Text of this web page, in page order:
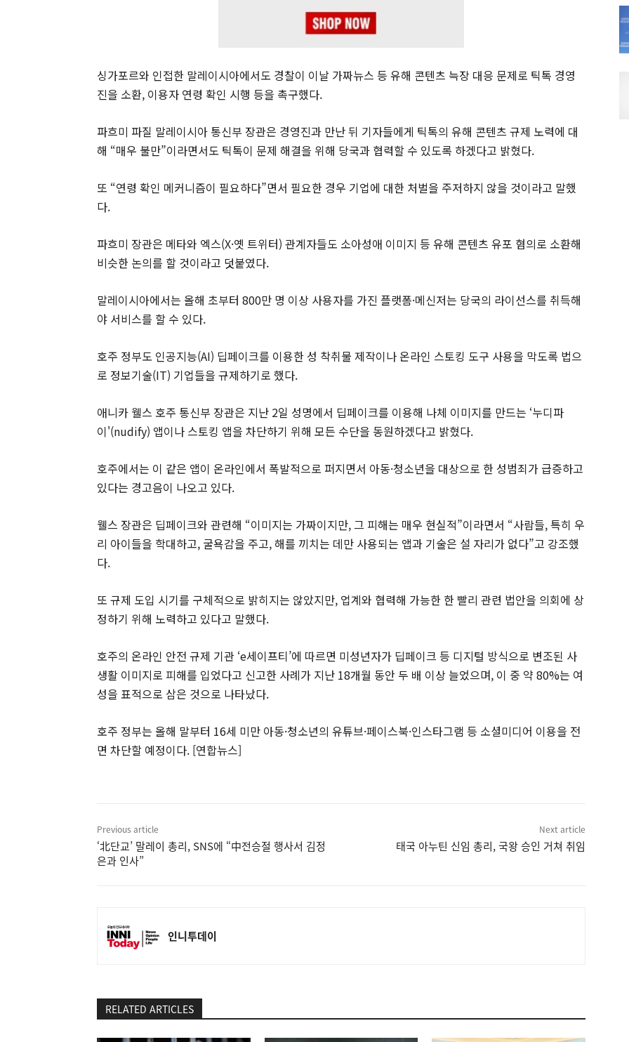
싱가포르와 인접한 말레이시아에서도 경찰이 이날 가짜뉴스 등 유해 콘텐츠 늑장 대응 문제로 틱톡 경영
진을 소환, 이용자 연령 확인 시행 등을 촉구했다.
파흐미 파질 말레이시아 통신부 장관은 경영진과 만난 뒤 기자들에게 틱톡의 유해 콘텐츠 규제 노력에 대
해 “매우 불만”이라면서도 틱톡이 문제 해결을 위해 당국과 협력할 수 있도록 하겠다고 밝혔다.
또 “연령 확인 메커니즘이 필요하다”면서 필요한 경우 기업에 대한 처벌을 주저하지 않을 것이라고 말했
다.
파흐미 장관은 메타와 엑스(X·옛 트위터) 관계자들도 소아성애 이미지 등 유해 콘텐츠 유포 혐의로 소환해
비슷한 논의를 할 것이라고 덧붙였다.
말레이시아에서는 올해 초부터 800만 명 이상 사용자를 가진 플랫폼·메신저는 당국의 라이선스를 취득해
야 서비스를 할 수 있다.
호주 정부도 인공지능(AI) 딥페이크를 이용한 성 착취물 제작이나 온라인 스토킹 도구 사용을 막도록 법으
로 정보기술(IT) 기업들을 규제하기로 했다.
애니카 웰스 호주 통신부 장관은 지난 2일 성명에서 딥페이크를 이용해 나체 이미지를 만드는 ‘누디파
이'(nudify) 앱이나 스토킹 앱을 차단하기 위해 모든 수단을 동원하겠다고 밝혔다.
호주에서는 이 같은 앱이 온라인에서 폭발적으로 퍼지면서 아동·청소년을 대상으로 한 성범죄가 급증하고
있다는 경고음이 나오고 있다.
웰스 장관은 딥페이크와 관련해 “이미지는 가짜이지만, 그 피해는 매우 현실적”이라면서 “사람들, 특히 우
리 아이들을 학대하고, 굴욕감을 주고, 해를 끼치는 데만 사용되는 앱과 기술은 설 자리가 없다”고 강조했
다.
또 규제 도입 시기를 구체적으로 밝히지는 않았지만, 업계와 협력해 가능한 한 빨리 관련 법안을 의회에 상
정하기 위해 노력하고 있다고 말했다.
호주의 온라인 안전 규제 기관 ‘e세이프티’에 따르면 미성년자가 딥페이크 등 디지털 방식으로 변조된 사
생활 이미지로 피해를 입었다고 신고한 사례가 지난 18개월 동안 두 배 이상 늘었으며, 이 중 약 80%는 여
성을 표적으로 삼은 것으로 나타났다.
호주 정부는 올해 말부터 16세 미만 아동·청소년의 유튜브·페이스북·인스타그램 등 소셜미디어 이용을 전
면 차단할 예정이다. [연합뉴스]
Previous article
‘北단교’ 말레이 총리, SNS에 “中전승절 행사서 김정
은과 인사”
Next article
태국 아누틴 신임 총리, 국왕 승인 거쳐 취임
인니투데이
RELATED ARTICLES